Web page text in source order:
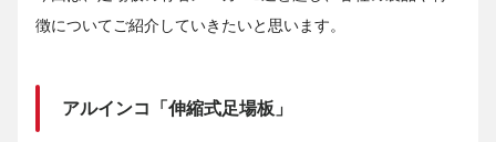
徴についてご紹介していきたいと思います。
アルインコ「伸縮式足場板」